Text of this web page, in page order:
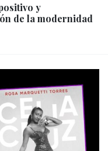
y
de la modernidad